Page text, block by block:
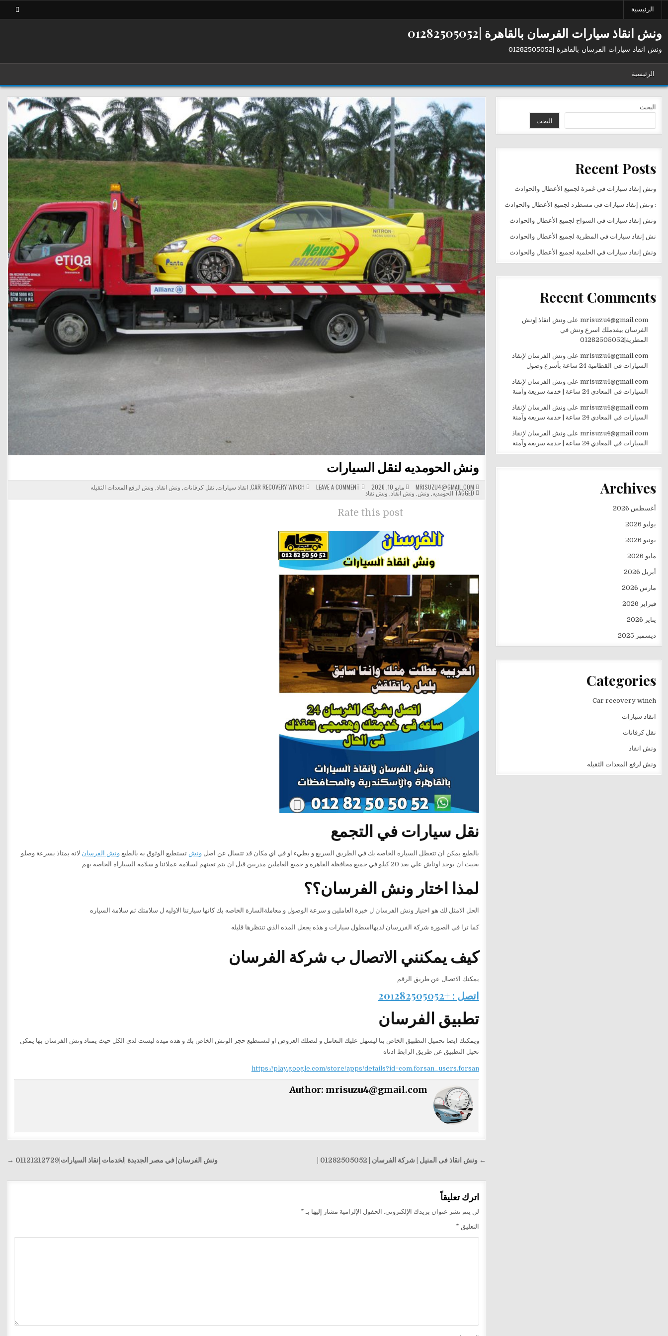
الرئيسية
ونش انقاذ سيارات الفرسان بالقاهرة |01282505052
ونش انقاذ سيارات الفرسان بالقاهرة |01282505052
الرئيسية
ونش الحومديه لنقل السيارات
MRISUZU4@GMAIL.COM مايو 10, 2026 LEAVE A COMMENT
ON
ونش
الحومديه
POSTED
IN
CAR RECOVERY WINCH
,انقاذ سيارات ,نقل كرفانات ونش انقاذ ونش لرفع المعدات الثقيله
الحومديه ونش ونش انقاذ ونش نقاذ
Rate this post
نقل سيارات في التجمع
بالطبع يمكن ان تتعطل السياره الخاصه بك في الطريق السريع و بطيء او في اي مكان قد تتسال عن اضلونش تستطيع الوثوق به بالطبعونش الفرسان لانه يمتاذ بسرعة وصلو
بحيث ان يوجد اوناش علي بعد 20 كيلو في جميع محافظة القاهره و جميع العاملين مدربين قبل ان يتم تعينهم لسلامة عملائنا و سلامه السياراة الخاصه بهم
لمذا اختار ونش الفرسان؟؟
الحل الامثل لك هو اختيار ونش الفرسان ل خبرة العاملين و سرعة الوصول و معاملةالسارة الخاصه بك كانها سيارتنا الاوليه ل سلامتك ثم سلامة السياره
كما ترا في الصورة شركة الفررسان لديهااسطول سيارات و هذه يجعل المده الذي تنتظرها قليله
كيف يمكنني الاتصال ب شركة الفرسان
يمكنك الاتصال عن طريق الرقم
اتصل : +201282505052
تطبيق الفرسان
ويمكنك ايضا تحميل التطبيق الخاص بنا ليسهل عليك التعامل و لتصلك العروض او لتستطيع حجز الونش الخاص بك و هذه ميذه ليست لدي الكل حيث يمتاذ ونش الفرسان بها يمكن
تحيل التطبيق عن طريق الرابط ادناه
https://play.google.com/store/apps/details?id=com.forsan_users.forsan
Author: mrisuzu4@gmail.com
تصفّح ونش الفرسان| في مصر الجديدة |لخدمات إنقاذ السيارات|01121212729 → ← ونش انقاذ فى المنيل | شركة الفرسان | 01282505052 |
اترك تعليقاً
لن يتم نشر عنوان بريدك الإلكتروني. الحقول الإلزامية مشار إليها بـ *
التعليق *
البحث
البحث
Recent Posts
ونش إنقاذ سيارات في غمرة لجميع الأعطال والحوادث
: ونش إنقاذ سيارات في مسطرد لجميع الأعطال والحوادث
ونش إنقاذ سيارات في السواح لجميع الأعطال والحوادث
نش إنقاذ سيارات في المطرية لجميع الأعطال والحوادث
ونش إنقاذ سيارات في الحلمية لجميع الأعطال والحوادث
Recent Comments
mrisuzu4@gmail.comعلى ونش انقاذ |ونش
الفرسان بيقدملك اسرع ونش في
المطرية|01282505052
mrisuzu4@gmail.comعلى ونش الفرسان لإنقاذ
السيارات في القطامية 24 ساعة بأسرع وصول
mrisuzu4@gmail.comعلى ونش الفرسان لإنقاذ
السيارات في المعادي 24 ساعة | خدمة سريعة وآمنة
mrisuzu4@gmail.comعلى ونش الفرسان لإنقاذ
السيارات في المعادي 24 ساعة | خدمة سريعة وآمنة
mrisuzu4@gmail.comعلى ونش الفرسان لإنقاذ
السيارات في المعادي 24 ساعة | خدمة سريعة وآمنة
Archives
أغسطس 2026
يوليو 2026
يونيو 2026
مايو 2026
أبريل 2026
مارس 2026
فبراير 2026
يناير 2026
ديسمبر 2025
Categories
Car recovery winch
انقاذ سيارات
نقل كرفانات
ونش انقاذ
ونش لرفع المعدات الثقيله